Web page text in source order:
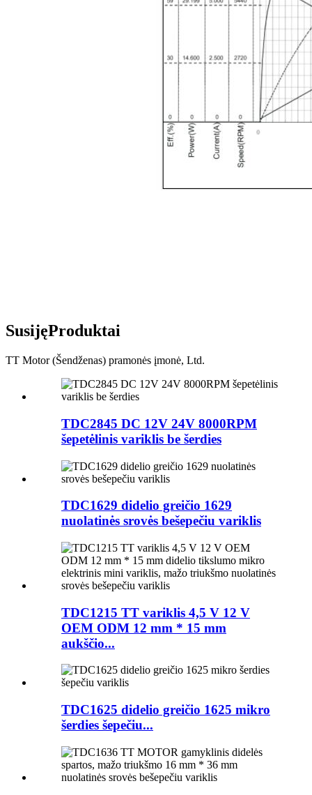
SusijęProduktai
TT Motor (Šendženas) pramonės įmonė, Ltd.
TDC2845 DC 12V 24V 8000RPM
šepetėlinis variklis be šerdies
TDC1629 didelio greičio 1629
nuolatinės srovės bešepečiu variklis
TDC1215 TT variklis 4,5 V 12 V
OEM ODM 12 mm * 15 mm
aukščio...
TDC1625 didelio greičio 1625 mikro
šerdies šepečiu...